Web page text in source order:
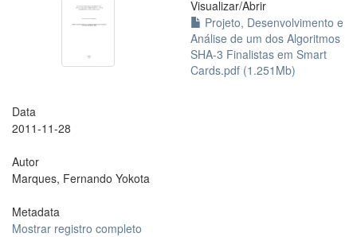
Visualizar/Abrir
Projeto, Desenvolvimento e
Análise de um dos Algoritmos
SHA-3 Finalistas em Smart
Cards.pdf (1.251Mb)
Data
2011-11-28
Autor
Marques, Fernando Yokota
Metadata
Mostrar registro completo